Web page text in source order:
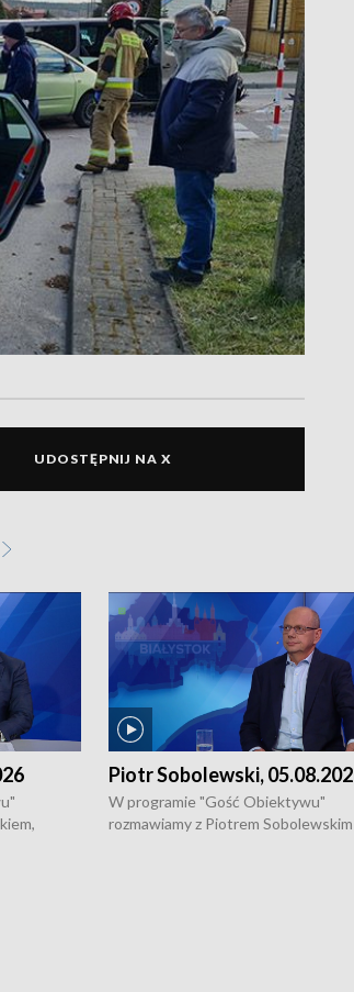
UDOSTĘPNIJ NA X
Piotr Sobolewski,
W programie "Gość Obiektywu"
rozmawiamy z Piotrem